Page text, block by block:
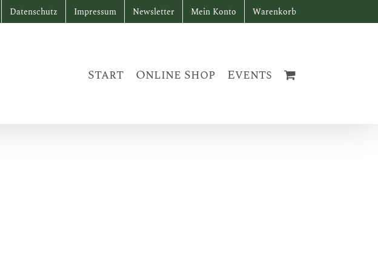
Datenschutz Impressum Newsletter Mein Konto Warenkorb
Start Online Shop Events